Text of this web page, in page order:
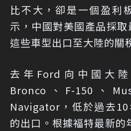
比不大，卻是一個盈利
示，中國對美國產品採取
這些車型出口至大陸的關
去年Ford向中國大
Bronco、F-150、
Navigator，低於過去
的出口。根據福特最新的